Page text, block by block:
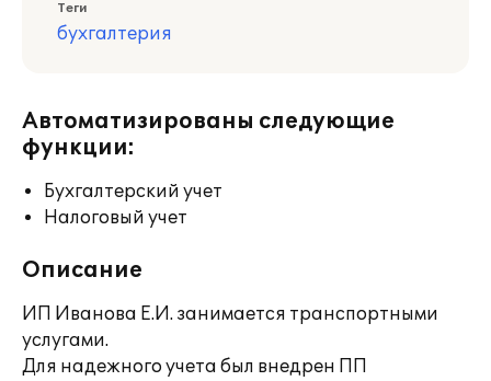
Теги
бухгалтерия
Автоматизированы следующие
функции:
Бухгалтерский учет
Налоговый учет
Описание
ИП Иванова Е.И. занимается транспортными
услугами.
Для надежного учета был внедрен ПП